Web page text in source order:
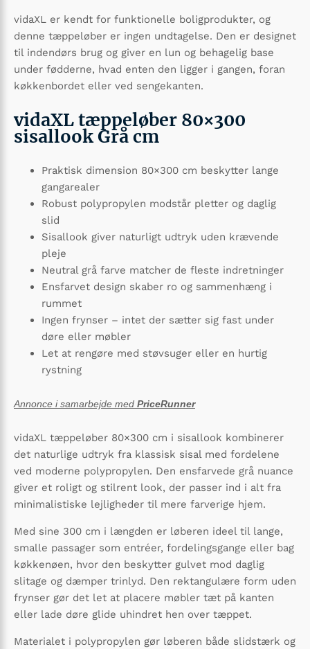
vidaXL er kendt for funktionelle boligprodukter, og
denne tæppeløber er ingen undtagelse. Den er designet
til indendørs brug og giver en lun og behagelig base
under fødderne, hvad enten den ligger i gangen, foran
køkkenbordet eller ved sengekanten.
vidaXL tæppeløber 80×300
sisallook Grå cm
Praktisk dimension 80×300 cm beskytter lange
gangarealer
Robust polypropylen modstår pletter og daglig
slid
Sisallook giver naturligt udtryk uden krævende
pleje
Neutral grå farve matcher de fleste indretninger
Ensfarvet design skaber ro og sammenhæng i
rummet
Ingen frynser – intet der sætter sig fast under
døre eller møbler
Let at rengøre med støvsuger eller en hurtig
rystning
Annonce i samarbejde med PriceRunner
vidaXL tæppeløber 80×300 cm i sisallook kombinerer
det naturlige udtryk fra klassisk sisal med fordelene
ved moderne polypropylen. Den ensfarvede grå nuance
giver et roligt og stilrent look, der passer ind i alt fra
minimalistiske lejligheder til mere farverige hjem.
Med sine 300 cm i længden er løberen ideel til lange,
smalle passager som entréer, fordelingsgange eller bag
køkkenøen, hvor den beskytter gulvet mod daglig
slitage og dæmper trinlyd. Den rektangulære form uden
frynser gør det let at placere møbler tæt på kanten
eller lade døre glide uhindret hen over tæppet.
Materialet i polypropylen gør løberen både slidstærk og